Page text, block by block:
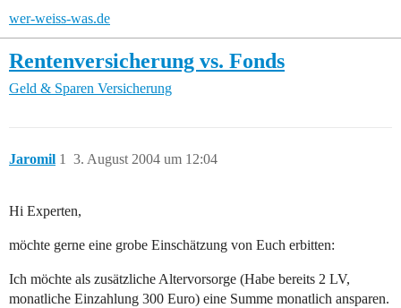
wer-weiss-was.de
Rentenversicherung vs. Fonds
Geld & Sparen Versicherung
Jaromil 3. August 2004 um 12:04
1
Hi Experten,
möchte gerne eine grobe Einschätzung von Euch erbitten:
Ich möchte als zusätzliche Altervorsorge (Habe bereits 2 LV,
monatliche Einzahlung 300 Euro) eine Summe monatlich ansparen.